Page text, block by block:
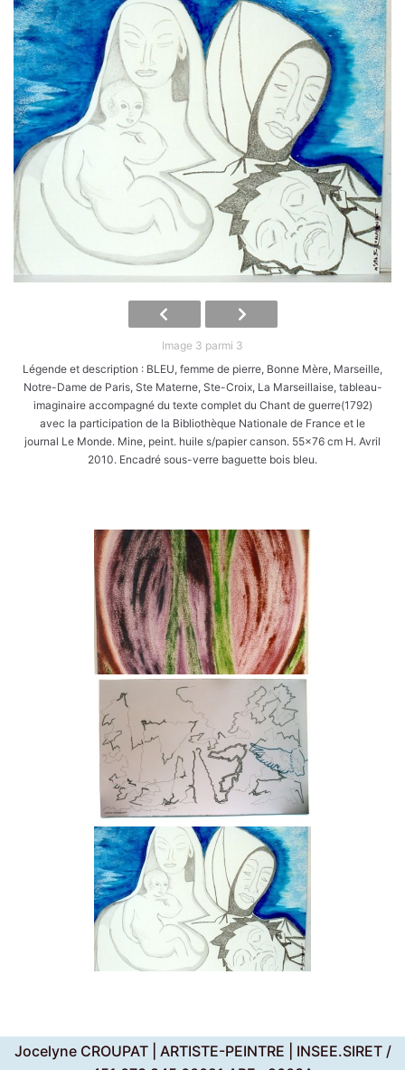
Image 3 parmi 3
Légende et description : BLEU, femme de pierre, Bonne Mère, Marseille,
Notre-Dame de Paris, Ste Materne, Ste-Croix, La Marseillaise, tableau-
imaginaire accompagné du texte complet du Chant de guerre(1792)
avec la participation de la Bibliothèque Nationale de France et le
journal Le Monde. Mine, peint. huile s/papier canson. 55x76 cm H. Avril
2010. Encadré sous-verre baguette bois bleu.
Jocelyne CROUPAT | ARTISTE-PEINTRE | INSEE.SIRET /